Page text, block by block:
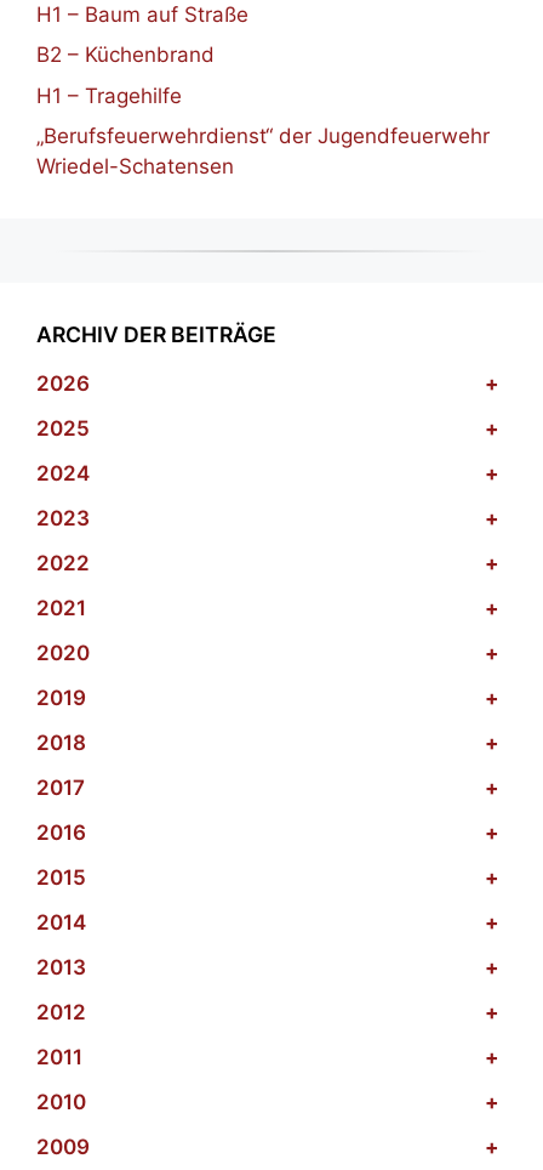
H1 – Baum auf Straße
B2 – Küchenbrand
H1 – Tragehilfe
„Berufsfeuerwehrdienst“ der Jugendfeuerwehr
Wriedel-Schatensen
ARCHIV DER BEITRÄGE
2026
+
2025
+
2024
+
2023
+
2022
+
2021
+
2020
+
2019
+
2018
+
2017
+
2016
+
2015
+
2014
+
2013
+
2012
+
2011
+
2010
+
2009
+